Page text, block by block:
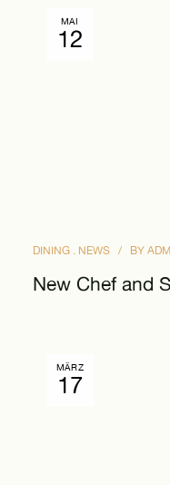
MAI
12
DINING NEWS BY
New Chef and
MÄRZ
17